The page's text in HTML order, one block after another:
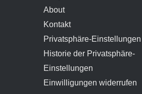
About
Kontakt
Privatsphäre-
Historie der Privatsphäre-
Einstellungen
Einwilligungen widerrufen